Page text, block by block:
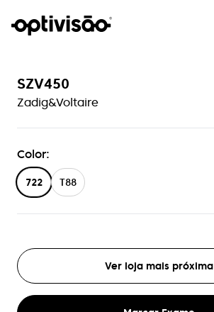
SZV450
Zadig&Voltaire
Color:
722 T88
Ver loja mais próxima